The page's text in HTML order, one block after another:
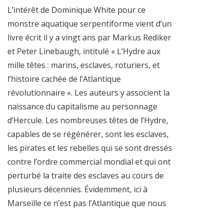
L’intérêt de Dominique White pour ce
monstre aquatique serpentiforme vient d’un
livre écrit il y a vingt ans par Markus Rediker
et Peter Linebaugh, intitulé « L’Hydre aux
mille têtes : marins, esclaves, roturiers, et
l’his­toire cachée de l’Atlantique
révolutionnaire ». Les auteurs y associent la
naissance du capitalisme au personnage
d’Hercule. Les nombreuses têtes de l’Hydre,
capables de se régénérer, sont les esclaves,
les pirates et les rebelles qui se sont dres­sés
contre l’ordre commercial mondial et qui ont
perturbé la traite des esclaves au cours de
plusieurs décennies. Évidemment, ici à
Marseille ce n’est pas l’Atlantique que nous